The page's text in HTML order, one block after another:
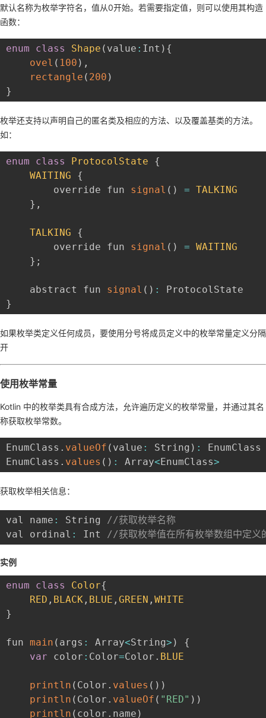
默认名称为枚举字符名，值从0开始。若需要指定值，则可以使用其构造
函数：
enum class Shape ( value : Int ) {
ovel ( 100 ) ,
rectangle ( 200 )
}
枚举还支持以声明自己的匿名类及相应的方法、以及覆盖基类的方法。
如：
enum class ProtocolState
{
WAITING
{
        override fun
signal ( ) = TALKING
} ,
TALKING
{
        override fun
signal ( ) = WAITING
} ;
    abstract fun
signal ( ) :
}
如果枚举类定义任何成员，要使用分号将成员定义中的枚举常量定义分隔
开
使用枚举常量
Kotlin 中的枚举类具有合成方法，允许遍历定义的枚举常量，并通过其名
称获取枚举常数。
EnumClass . valueOf ( value : String ) :
EnumClass . values ( ) : Array<EnumClass>
获取枚举相关信息：
val name : String //获取枚举名称
val ordinal : Int //获取枚举值在所有枚举数组中定义
实例
enum class Color{
RED , BLACK , BLUE , GREEN , WHITE
}
fun main ( args : Array<String> )
{
var color : Color=Color . BLUE
println ( Color . values ( ) )
println ( Color . valueOf ( "RED" ) )
println ( color . name )